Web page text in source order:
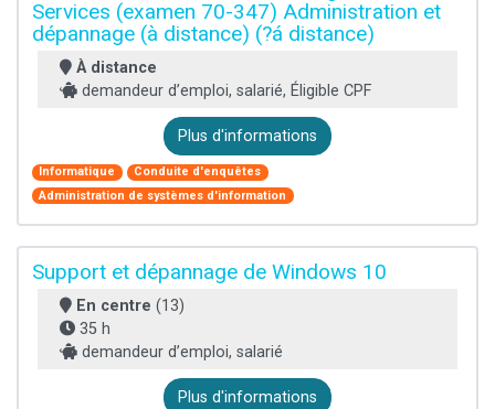
Services (examen 70-347) Administration et
dépannage (à distance) (?á distance)
À distance
demandeur d’emploi, salarié, Éligible CPF
Plus d'informations
Informatique
Conduite d'enquêtes
Administration de systèmes d'information
Support et dépannage de Windows 10
En centre (13)
35 h
demandeur d’emploi, salarié
Plus d'informations